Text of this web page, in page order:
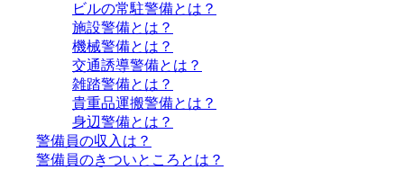
ビルの常駐警備とは？
施設警備とは？
機械警備とは？
交通誘導警備とは？
雑踏警備とは？
貴重品運搬警備とは？
身辺警備とは？
警備員の収入は？
警備員のきついところとは？